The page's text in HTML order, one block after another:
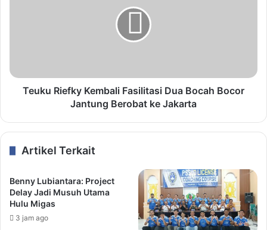
Teuku Riefky Kembali Fasilitasi Dua Bocah Bocor
Jantung Berobat ke Jakarta
Artikel Terkait
Benny Lubiantara: Project
Delay Jadi Musuh Utama
Hulu Migas
3 jam ago